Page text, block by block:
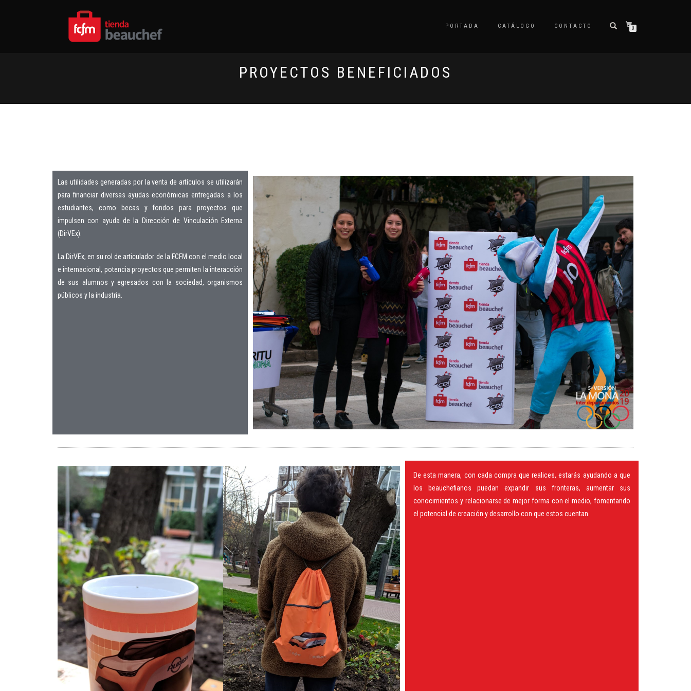
PORTADA CATÁLOGO CONTACTO 0
PROYECTOS BENEFICIADOS
Las utilidades generadas por la venta de artículos se utilizarán
para financiar diversas ayudas económicas entregadas a los
estudiantes, como becas y fondos para proyectos que
impulsen con ayuda de la Dirección de Vinculación Externa
(DirVEx).
La DirVEx, en su rol de articulador de la FCFM con el medio local
e internacional, potencia proyectos que permiten la interacción
de sus alumnos y egresados con la sociedad, organismos
públicos y la industria.
De esta manera, con cada compra que realices, estarás ayudando a que
los beauchefianos puedan expandir sus fronteras, aumentar sus
conocimientos y relacionarse de mejor forma con el medio, fomentando
el potencial de creación y desarrollo con que estos cuentan.